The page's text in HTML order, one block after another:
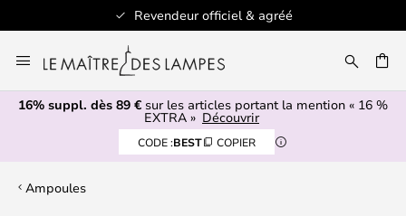
Revendeur officiel & agréé
au
contenu
16% suppl. dès 89 € sur les articles portant la mention « 16 %
EXTRA » Découvrir
CODE :BEST COPIER
Ampoules